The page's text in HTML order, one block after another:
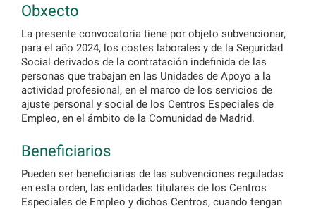
Obxecto
La presente convocatoria tiene por objeto subvencionar,
para el año 2024, los costes laborales y de la Seguridad
Social derivados de la contratación indefinida de las
personas que trabajan en las Unidades de Apoyo a la
actividad profesional, en el marco de los servicios de
ajuste personal y social de los Centros Especiales de
Empleo, en el ámbito de la Comunidad de Madrid.
Beneficiarios
Pueden ser beneficiarias de las subvenciones reguladas
en esta orden, las entidades titulares de los Centros
Especiales de Empleo y dichos Centros, cuando tengan